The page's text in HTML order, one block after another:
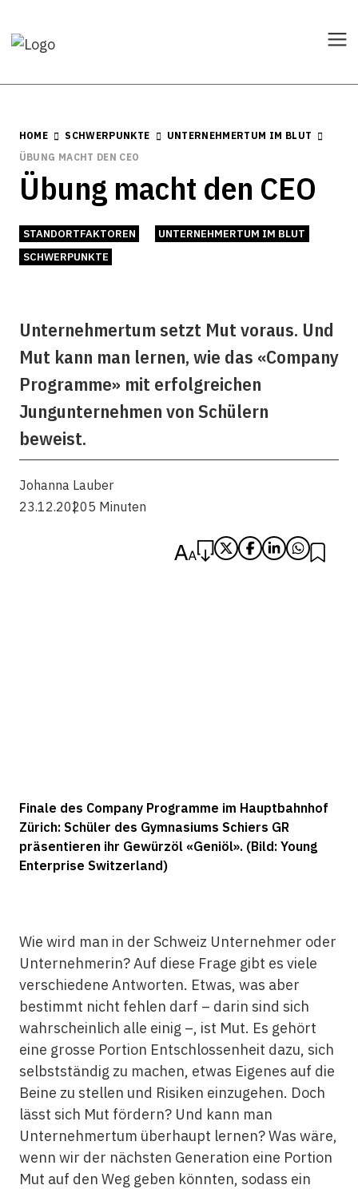
HOME SCHWERPUNKTE
UNTERNEHMERTUM IM BLUT
ÜBUNG MACHT DEN CEO
Übung macht den CEO
STANDORTFAKTOREN
UNTERNEHMERTUM IM BLUT
SCHWERPUNKTE
Unternehmertum setzt Mut voraus. Und
Mut kann man lernen, wie das «Company
Programme» mit erfolgreichen
Jungunternehmen von Schülern
beweist.
Johanna Lauber
23.12.20205 Minuten
Finale des Company Programme im Hauptbahnhof
Zürich: Schüler des Gymnasiums Schiers GR
präsentieren ihr Gewürzöl «Geniöl». (Bild: Young
Enterprise Switzerland)
Wie wird man in der Schweiz Unternehmer oder
Unternehmerin? Auf diese Frage gibt es viele
verschiedene Antworten. Etwas, was aber
bestimmt nicht fehlen darf – darin sind sich
wahrscheinlich alle einig –, ist Mut. Es gehört
eine grosse Portion Entschlossenheit dazu, sich
selbstständig zu machen, etwas Eigenes auf die
Beine zu stellen und Risiken einzugehen. Doch
lässt sich Mut fördern? Und kann man
Unternehmertum überhaupt lernen? Was wäre,
wenn wir der nächsten Generation eine Portion
Mut auf den Weg geben könnten, sodass ein